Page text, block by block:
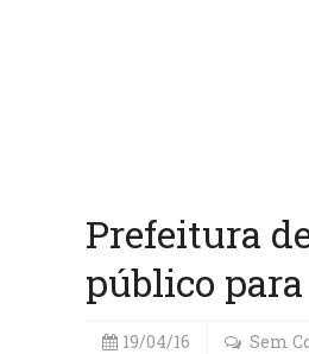
Prefeitura
público
19/04/16 Sem